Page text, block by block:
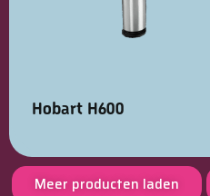
Hobart H600
Meer producten laden